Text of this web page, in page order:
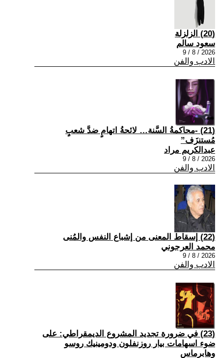
(20) الزلزلة
سعود سالم
2026 / 8 / 9
الادب والفن
(21) -محاكمةُ السَّنة… لائحةُ اتهامٍ ضدَّ شعبٍ
مُستنزَف”
عبدالكريم مراد
2026 / 8 / 9
الادب والفن
(22) إسقاط المعنى من إشباع النفس والمُنى
محمد العرجوني
2026 / 8 / 9
الادب والفن
(23) في ضرورة تجديد المشروع الديمقراطي: على
ضوء اسهامات بيار روزنفلون ودومينيك روسو
وهابرماس